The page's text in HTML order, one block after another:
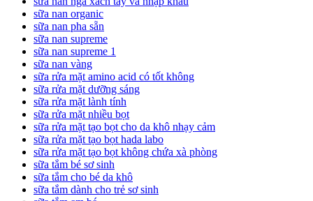
sữa nan organic
sữa nan pha sẵn
sữa nan supreme
sữa nan supreme 1
sữa nan vàng
sữa rửa mặt amino acid có tốt không
sữa rửa mặt dưỡng sáng
sữa rửa mặt lành tính
sữa rửa mặt nhiều bọt
sữa rửa mặt tạo bọt cho da khô nhạy cảm
sữa rửa mặt tạo bọt hada labo
sữa rửa mặt tạo bọt không chứa xà phòng
sữa tắm bé sơ sinh
sữa tắm cho bé da khô
sữa tắm dành cho trẻ sơ sinh